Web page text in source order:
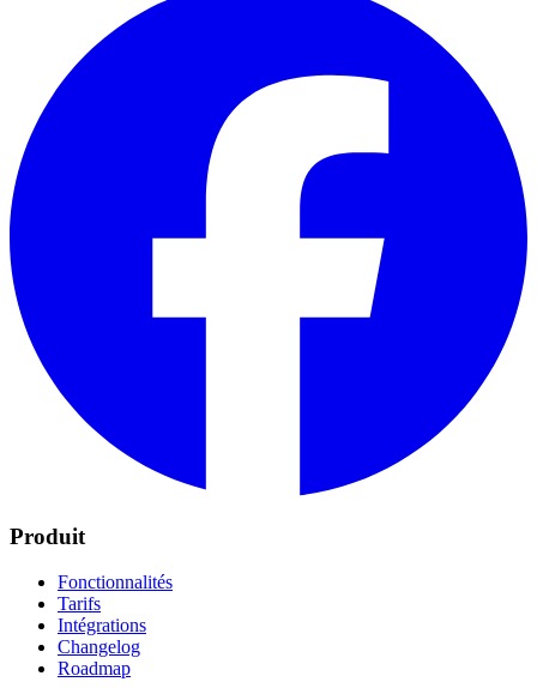
Produit
Fonctionnalités
Tarifs
Intégrations
Changelog
Roadmap